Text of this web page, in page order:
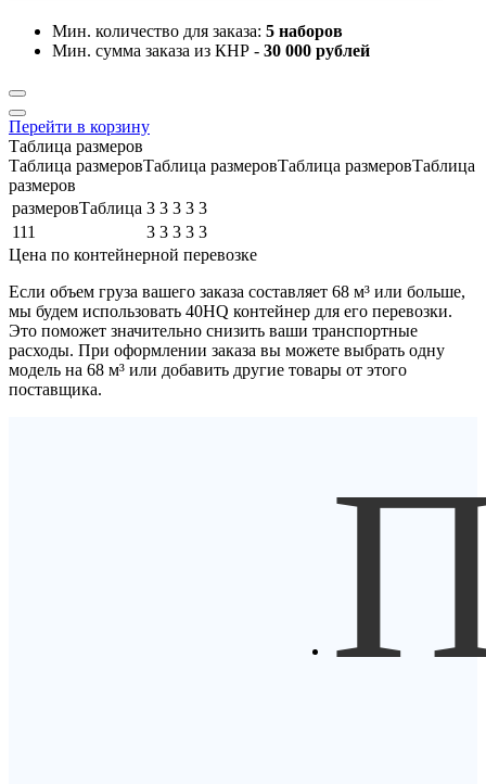
Мин. количество для заказа: 5 наборов
Мин. сумма заказа из КНР - 30 000 рублей
Перейти в корзину
Таблица размеров
Таблица размеровТаблица размеровТаблица размеровТаблица
размеров
размеровТаблица 3 3 3 3 3
111
3 3 3 3 3
Цена по контейнерной перевозке
Если объем груза вашего заказа составляет 68 м³ или больше,
мы будем использовать 40HQ контейнер для его перевозки.
Это поможет значительно снизить ваши транспортные
расходы. При оформлении заказа вы можете выбрать одну
модель на 68 м³ или добавить другие товары от этого
поставщика.